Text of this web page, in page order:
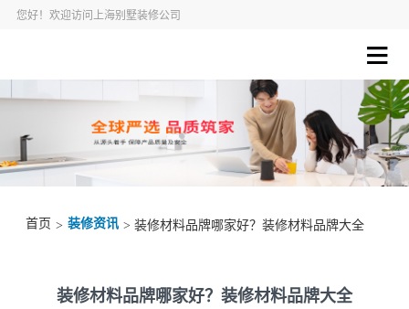
您好！欢迎访问上海别墅装修公司
首页 > 装修资讯 > 装修材料品牌哪家好？装修材料品牌大全
装修材料品牌哪家好？装修材料品牌大全